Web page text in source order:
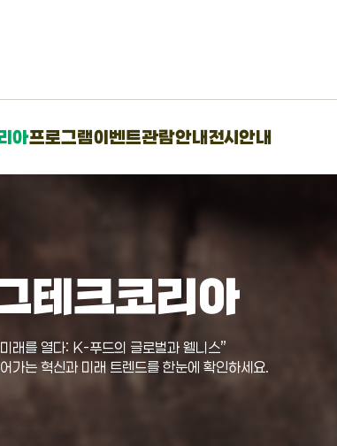
아프로그램이벤트관람안내 전시안내
테크코리아
래를 열다: K-푸드의 글로벌과 웰니스”
가는 혁신과 미래 트렌드를 한눈에 확인하세요.